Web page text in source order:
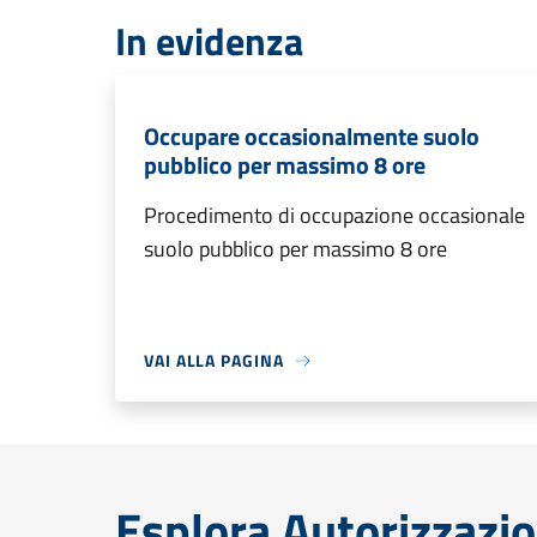
In evidenza
Occupare occasionalmente suolo
pubblico per massimo 8 ore
Procedimento di occupazione occasionale
suolo pubblico per massimo 8 ore
VAI ALLA PAGINA